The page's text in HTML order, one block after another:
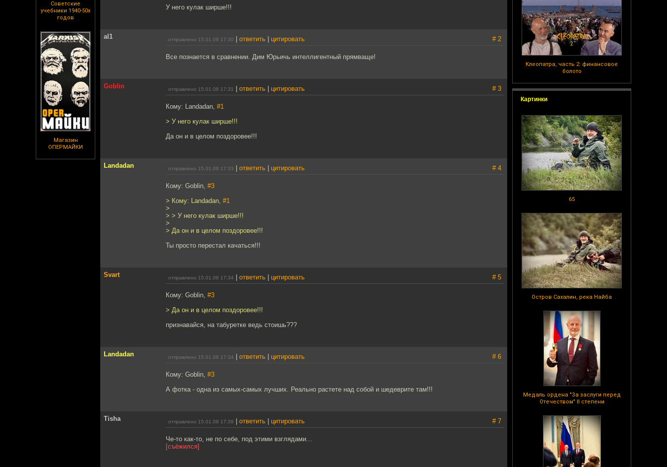
Советские
учебники 1940-50х
годов
Магазин
ОПЕРМАЙКИ
Клеопатра, часть 2: финансовое
болото
Картинки
65
Остров Сахалин, река Найба
Медаль ордена "За заслуги перед
Отечеством" II степени
У него кулак ширше!!!
al1 отправлено 15.01.08 17:30 ответить цитировать # 2
Все познается в сравнении. Дим Юрьичь интеллигентный прямваще!
Goblin отправлено 15.01.08 17:31 ответить цитировать # 3
Кому: Landadan, #1
> У него кулак ширше!!!
Да он и в целом поздоровее!!!
Landadan отправлено 15.01.08 17:33 ответить цитировать # 4
Кому: Goblin, #3
> Кому: Landadan, #1
>
> > У него кулак ширше!!!
>
> Да он и в целом поздоровее!!!
Ты просто перестал качаться!!!
Svart отправлено 15.01.08 17:34 ответить цитировать # 5
Кому: Goblin, #3
> Да он и в целом поздоровее!!!
признавайся, на табуретке ведь стоишь???
Landadan отправлено 15.01.08 17:34 ответить цитировать # 6
Кому: Goblin, #3
А фотка - одна из самых-самых лучших. Реально растете над собой и шедеврите там!!!
Tisha отправлено 15.01.08 17:39 ответить цитировать # 7
Че-то как-то, не по себе, под этими взглядами...
[съёжился]